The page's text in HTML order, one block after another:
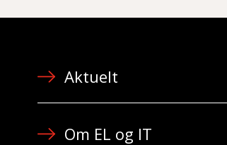
Aktuelt
Om EL og IT